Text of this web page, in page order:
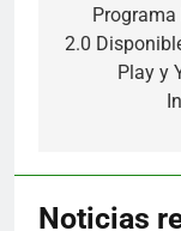
entradas
Programa
2.0
Play y
Noticias